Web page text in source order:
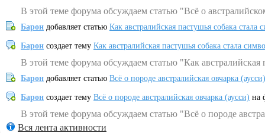
В этой теме форума обсуждаем статью "Всё о
Барон добавляет статью Как австралийская пастушья собака
Барон создает тему Как австралийская пастушья собака стала
В этой теме форума обсуждаем статью "Как
Барон добавляет статью Всё о породе австралийская овчарка (аусси)
Барон создает тему Всё о породе австралийская овчарка (аусси) на
В этой теме форума обсуждаем статью "Всё о породе
Вся лента активности